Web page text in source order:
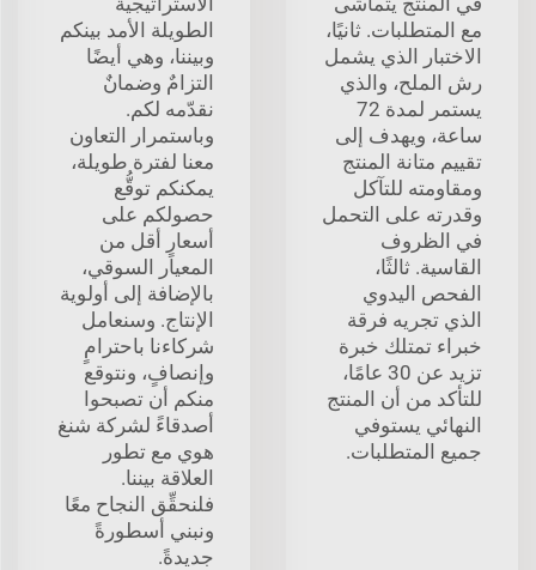
مع المتطلبات. ثانيًا،
الاختبار الذي يشمل
رش الملح، والذي
يستمر لمدة 72
ساعة، ويهدف إلى
تقييم متانة المنتج
ومقاومته للتآكل
وقدرته على التحمل
في الظروف
القاسية. ثالثًا،
الفحص اليدوي
الذي تجريه فرقة
خبراء تمتلك خبرة
تزيد عن 30 عامًا،
للتأكد من أن المنتج
النهائي يستوفي
جميع المتطلبات.
الطويلة الأمد بينكم
وبيننا، وهي أيضًا
التزامٌ وضمانٌ
نقدّمه لكم.
وباستمرار التعاون
معنا لفترة طويلة،
يمكنكم توقُّع
حصولكم على
أسعارٍ أقل من
المعيار السوقي،
بالإضافة إلى أولوية
الإنتاج. وسنعامل
شركاءنا باحترامٍ
وإنصافٍ، ونتوقع
منكم أن تصبحوا
أصدقاءً لشركة شنغ
هوي مع تطور
العلاقة بيننا.
فلنحقِّق النجاح معًا
ونبني أسطورةً
جديدةً.